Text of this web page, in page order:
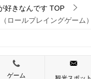
好きなんです TOP
ロールプレイングゲーム）
好きなんです
ゲーム